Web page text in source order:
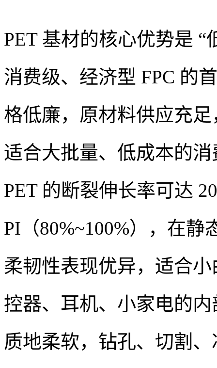
PET 基材的核心优势是
消费级、经济型 FPC 的
格低廉，原材料供应充
适合大批量、低成本的
PET 的断裂伸长率可达
PI（80%~100%），在
柔韧性表现优异，适合
控器、耳机、小家电的
质地柔软，钻孔、切割